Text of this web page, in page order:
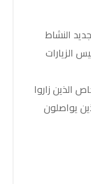
النشاط
الزيارات
الذين زاروا
يواصلون